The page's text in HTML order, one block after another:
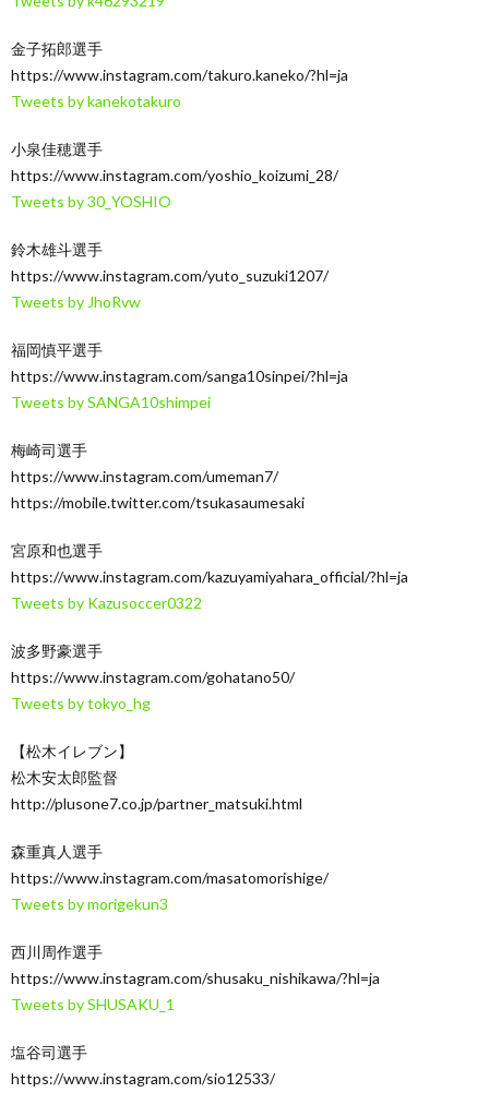
金子拓郎選手
https://www.instagram.com/takuro.kaneko/?hl=ja
Tweets by kanekotakuro
小泉佳穂選手
https://www.instagram.com/yoshio_koizumi_28/
Tweets by 30_YOSHIO
鈴木雄斗選手
https://www.instagram.com/yuto_suzuki1207/
Tweets by JhoRvw
福岡慎平選手
https://www.instagram.com/sanga10sinpei/?hl=ja
Tweets by SANGA10shimpei
梅崎司選手
https://www.instagram.com/umeman7/
https://mobile.twitter.com/tsukasaumesaki
宮原和也選手
https://www.instagram.com/kazuyamiyahara_official/?hl=ja
Tweets by Kazusoccer0322
波多野豪選手
https://www.instagram.com/gohatano50/
Tweets by tokyo_hg
【松木イレブン】
松木安太郎監督
http://plusone7.co.jp/partner_matsuki.html
森重真人選手
https://www.instagram.com/masatomorishige/
Tweets by morigekun3
西川周作選手
https://www.instagram.com/shusaku_nishikawa/?hl=ja
Tweets by SHUSAKU_1
塩谷司選手
https://www.instagram.com/sio12533/